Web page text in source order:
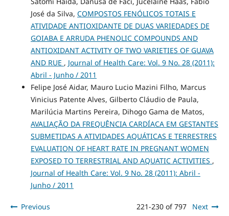
José da Silva, COMPOSTOS FENÓLICOS TOTAIS E
ATIVIDADE ANTIOXIDANTE DE DUAS VARIEDADES DE
GOIABA E ARRUDA PHENOLIC COMPOUNDS AND
ANTIOXIDANT ACTIVITY OF TWO VARIETIES OF GUAVA
AND RUE , Journal of Health Care: Vol. 9 No. 28 (2011):
Abril - Junho / 2011
Felipe José Aidar, Mauro Lucio Mazini Filho, Marcus
Vinicius Patente Alves, Gilberto Cláudio de Paula,
Marilúcia Martins Pereira, Dihogo Gama de Matos,
AVALIAÇÃO DA FREQUÊNCIA CARDÍACA EM GESTANTES
SUBMETIDAS A ATIVIDADES AQUÁTICAS E TERRESTRES
EVALUATION OF HEART RATE IN PREGNANT WOMEN
EXPOSED TO TERRESTRIAL AND AQUATIC ACTIVITIES ,
Journal of Health Care: Vol. 9 No. 28 (2011): Abril -
Junho / 2011
Previous 221-230 of 797 Next